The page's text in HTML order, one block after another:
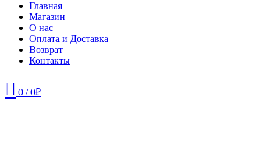
Главная
Магазин
О нас
Оплата и Доставка
Возврат
Контакты
0 / 0₽